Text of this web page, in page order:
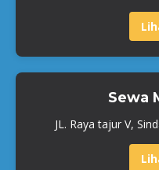
Sewa
JL. Raya tajur V,